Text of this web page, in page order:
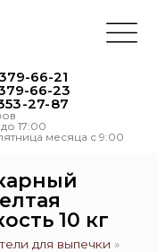
66-21
66-23
27-87
17:00
месяца с 9:00
10 кг
для выпечки »